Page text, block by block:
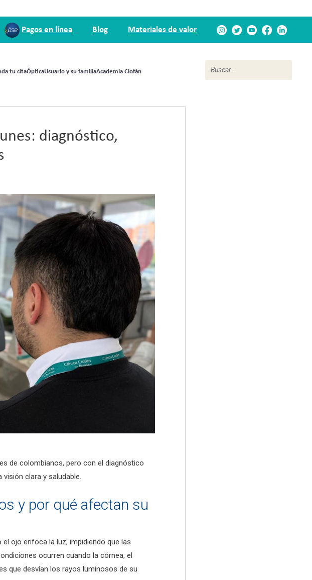
Pagos en línea Blog Materiales de valor
tu citaÓpticaUsuario y su familiaAcademia Clofán
diagnóstico,
de colombianos, pero con el diagnóstico
clara y saludable.
y por qué afectan su
ojo enfoca la luz, impidiendo que las
ocurren cuando la córnea, el
que desvían los rayos luminosos de su